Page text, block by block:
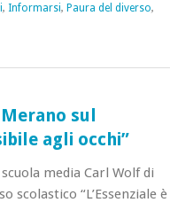
, Informarsi, Paura del diverso,
sul
agli occhi”
media Carl Wolf di
scolastico “L’Essenziale è